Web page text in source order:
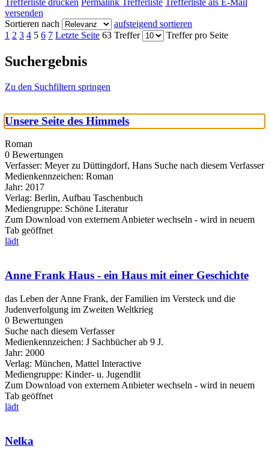
Trefferliste drucken Permalink Trefferliste
Trefferliste als E-Mail
versenden
Sortieren nach
aufsteigend sortieren
1 2 3 4 5 6 7 Letzte Seite 63 Treffer Treffer pro Seite
Suchergebnis
Zu den Suchfiltern springen
Unsere Seite des Himmels
Roman
0 Bewertungen
Verfasser: Meyer zu Düttingdorf, Hans Suche nach diesem Verfasser
Medienkennzeichen: Roman
Jahr: 2017
Verlag: Berlin, Aufbau Taschenbuch
Mediengruppe: Schöne Literatur
Zum Download von externem Anbieter wechseln - wird in neuem
Tab geöffnet
lädt
Anne Frank Haus - ein Haus mit einer Geschichte
das Leben der Anne Frank, der Familien im Versteck und die
Judenverfolgung im Zweiten Weltkrieg
0 Bewertungen
Suche nach diesem Verfasser
Medienkennzeichen: J Sachbücher ab 9 J.
Jahr: 2000
Verlag: München, Mattel Interactive
Mediengruppe: Kinder- u. Jugendlit
Zum Download von externem Anbieter wechseln - wird in neuem
Tab geöffnet
lädt
Nelka